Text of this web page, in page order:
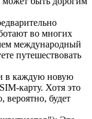
во многих
международный
путешествовать
в каждую новую
карту. Хотя это
вероятно, будет